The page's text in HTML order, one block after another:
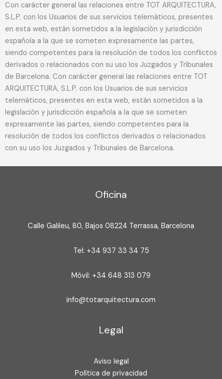
Con carácter general las relaciones entre TOT ARQUITECTURA,
S.L.P. con los Usuarios de sus servicios telemáticos, presentes
en esta web, están sometidos a la legislación y jurisdicción
española a la que se someten expresamente las partes,
siendo competentes para la resolución de todos los conflictos
derivados o relacionados con su uso los Juzgados y Tribunales
de Barcelona. Con carácter general las relaciones entre TOT
ARQUITECTURA, S.L.P. con los Usuarios de sus servicios
telemáticos, presentes en esta web, están sometidos a la
legislación y jurisdicción española a la que se someten
expresamente las partes, siendo competentes para la
resolución de todos los conflictos derivados o relacionados
con su uso los Juzgados y Tribunales de Barcelona.
Oficina
Calle Galileu, 80, Bajos 08224 Terrassa, Barcelona
Tel: +34 937 33 34 75
Móvil: +34 648 313 079
info@totarquitectura.com
Legal
Aviso legal
Política de privacidad